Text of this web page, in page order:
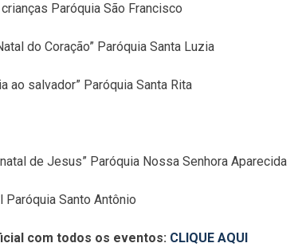
Paróquia São Francisco
do Coração” Paróquia Santa Luzia
ao salvador” Paróquia Santa Rita
de Jesus” Paróquia Nossa Senhora Aparecida
Santo Antônio
com todos os eventos: CLIQUE AQUI